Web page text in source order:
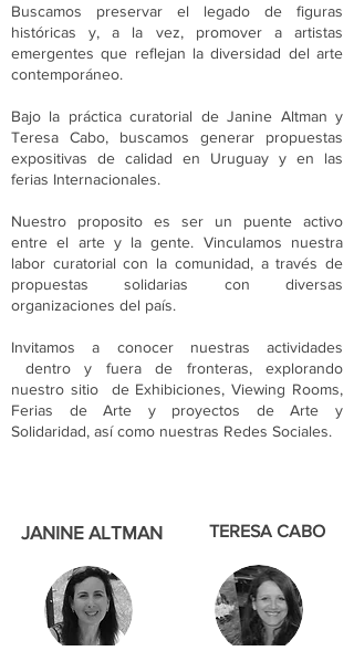
Buscamos preservar el legado de figuras
históricas y, a la vez, promover a artistas
emergentes que reflejan la diversidad del arte
contemporáneo.
Bajo la práctica curatorial de Janine Altman y
Teresa Cabo, buscamos generar propuestas
expositivas de calidad en Uruguay y en las
ferias Internacionales.
Nuestro proposito es ser un puente activo
entre el arte y la gente. Vinculamos nuestra
labor curatorial con la comunidad, a través de
propuestas solidarias con diversas
organizaciones del país.
Invitamos a conocer nuestras actividades
dentro y fuera de fronteras, explorando
nuestro sitio de Exhibiciones, Viewing Rooms,
Ferias de Arte y proyectos de Arte y
Solidaridad, así como nuestras Redes Sociales.
JANINE ALTMAN TERESA CABO